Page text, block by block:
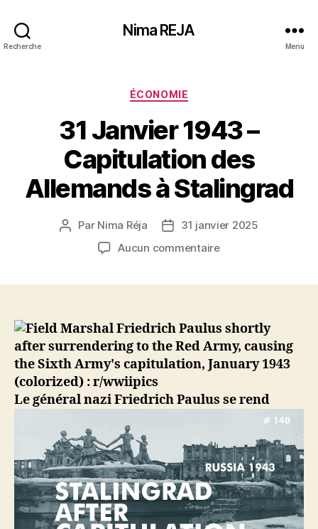
Recherche
Nima REJA
Menu
Catégories
ÉCONOMIE
31 Janvier 1943 –
Capitulation des
Allemands à Stalingrad
Auteur
Par Nima Réja
Date31 janvier 2025
Aucun commentairesur
Capitulation
des
Allemands
à
Le général nazi Friedrich Paulus se rend